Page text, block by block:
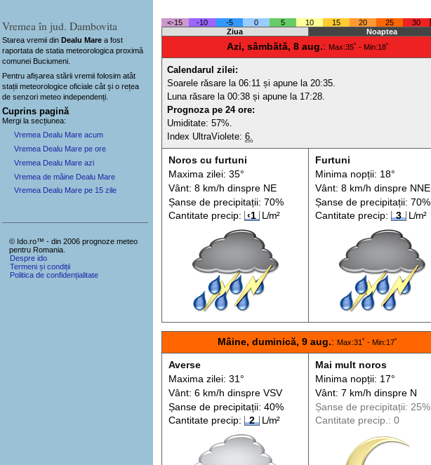
<-15 -10 -5 0 5 10 15 20 25 30
Ziua
Noaptea
Azi, sâmbătă, 8 aug.: Max:35˚ - Min:18˚
Calendarul zilei:
Soarele răsare la 06:11 și apune la 20:35.
Luna răsare la 00:38 și apune la 17:28.
Prognoza pe 24 ore:
Umiditate: 57%.
Index UltraViolete:6.
Noros cu furtuni
Maxima zilei: 35°
Vânt: 8 km/h dinspreNE
Șanse de precipitații: 70%
Cantitate precip:
‹1 L/m²
Furtuni
Minima nopții: 18°
Vânt: 8 km/h dinspreNNE
Șanse de precipitații: 70%
Cantitate precip:
3 L/m²
Mâine, duminică, 9 aug.:Max:31˚ - Min:17˚
Averse
Maxima zilei: 31°
Vânt: 6 km/h dinspreVSV
Șanse de precipitații: 40%
Cantitate precip:
2 L/m²
Mai mult noros
Minima nopții: 17°
Vânt: 7 km/h dinspreN
Șanse de precipitații: 25%
Cantitate precip.: 0
Vremea în jud. Dambovita
Starea vremii dinDealu Mare a fost
raportata de statia meteorologica proximă
comunei Buciumeni.
Pentru afișarea stării vremii folosim atât
stații meteorologice oficiale cât și o rețea
de senzori meteoindependenți
Cuprins pagină
Mergi la secțiunea:
Vremea Dealu Mare acum
Vremea Dealu Mare pe ore
Vremea Dealu Mare azi
Vremea de mâine Dealu Mare
Vremea Dealu Mare pe 15 zile
© Ido.ro™ - din 2006 prognoze meteo
pentru Romania.
Despre ido
Termeni și condiții
Politica de confidențialitate